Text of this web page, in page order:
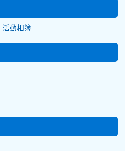
活動相簿